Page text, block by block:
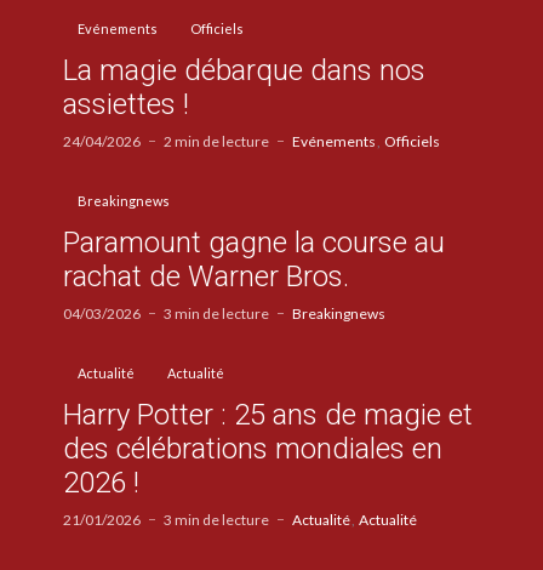
Evénements Officiels
La magie débarque dans nos
assiettes !
24/04/2026 2 min de lecture Evénements Officiels
Breakingnews
Paramount gagne la course au
rachat de Warner Bros.
04/03/2026 3 min de lecture Breakingnews
Actualité Actualité
Harry Potter : 25 ans de magie et
des célébrations mondiales en
2026 !
21/01/2026 3 min de lecture Actualité Actualité